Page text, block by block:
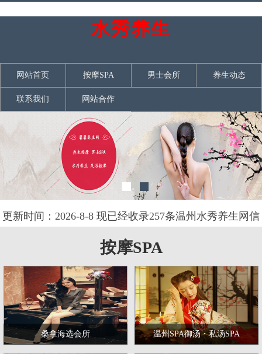
水秀养生
网站首页 按摩SPA 男士会所 养生动态
联系我们 网站合作
更新时间：2026-8-8 现已经收录257条温州水秀养生网信
息
按摩SPA
桑拿海选会所 温州SPA御汤・私汤SPA